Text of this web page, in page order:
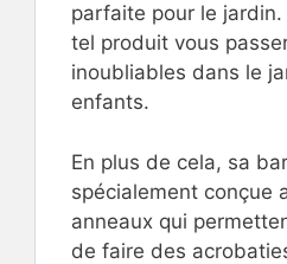
parfaite pour le jardin.
tel produit vous
inoubliables dans le
enfants.
En plus de cela, sa
spécialement conçue
anneaux qui
de faire des